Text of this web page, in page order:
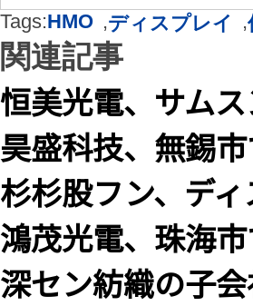
Tags:HMO ,ディスプレイ ,
関連記事
恒美光電、サム
昊盛科技、無錫
杉杉股フン、デ
鴻茂光電、珠海
深セン紡織の子